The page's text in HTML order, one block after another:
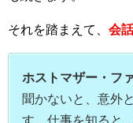
それを踏まえて、 会
ホストマザー・フ
聞かないと、意外
す。仕事を知ると